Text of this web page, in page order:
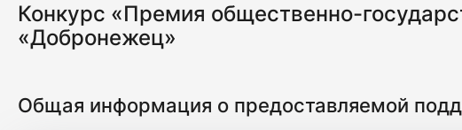
Конкурс «Премия общественно-
«Добронежец»
Общая информация о предоставляемой